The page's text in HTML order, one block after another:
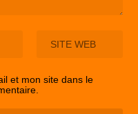
et mon site dans le